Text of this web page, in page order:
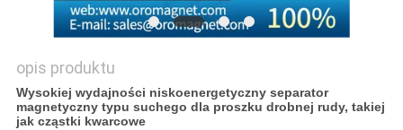
opis produktu
Wysokiej wydajności niskoenergetyczny separator
magnetyczny typu suchego dla proszku drobnej rudy, takiej
jak cząstki kwarcowe